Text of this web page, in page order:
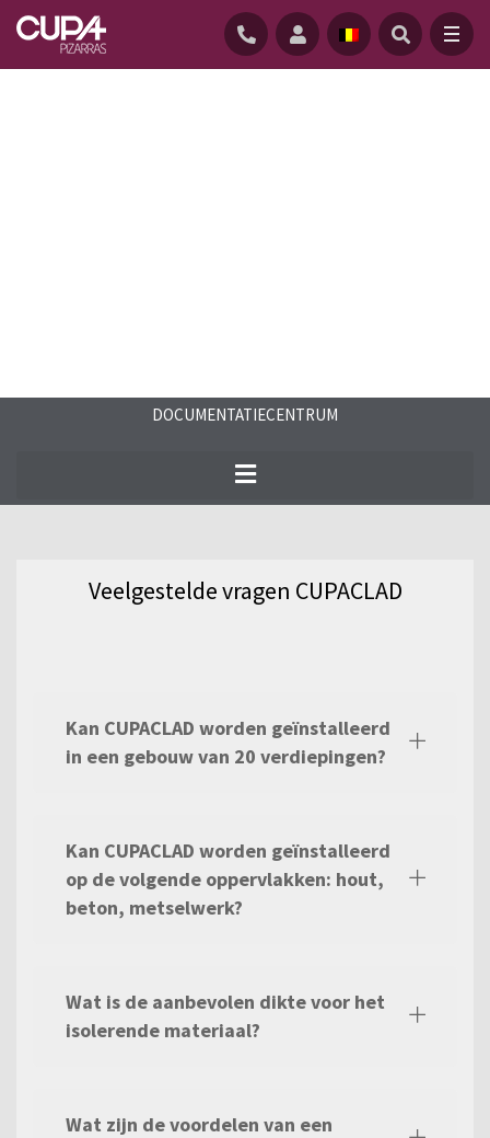
vragen over natuurleien en over ons
DOCUMENTATIECENTRUM
Veelgestelde vragen CUPACLAD
Kan CUPACLAD worden geïnstalleerd
in een gebouw van 20 verdiepingen?
Kan CUPACLAD worden geïnstalleerd
op de volgende oppervlakken: hout,
beton, metselwerk?
Wat is de aanbevolen dikte voor het
isolerende materiaal?
Wat zijn de voordelen van een